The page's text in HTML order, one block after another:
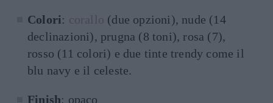
Colori: corallo (due opzioni), nude (14
declinazioni), prugna (8 toni), rosa (7),
rosso (11 colori) e due tinte trendy come il
blu navy e il celeste.
Finish: opaco